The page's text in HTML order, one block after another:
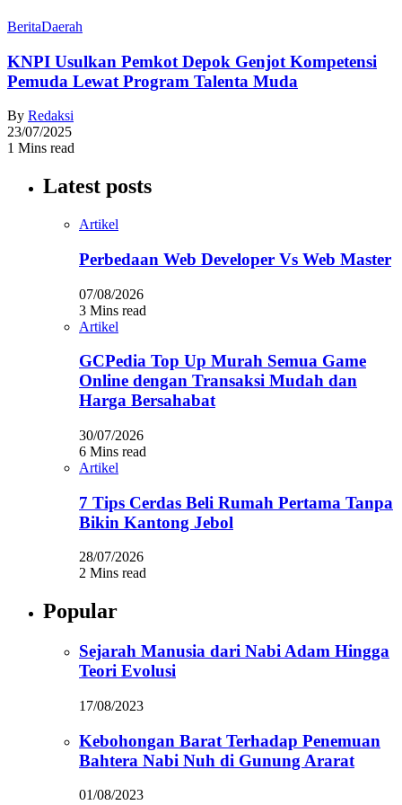
BeritaDaerah
KNPI Usulkan Pemkot Depok Genjot Kompetensi
Pemuda Lewat Program Talenta Muda
By Redaksi
23/07/2025
1 Mins read
Latest posts
Artikel
Perbedaan Web Developer Vs Web Master
07/08/2026
3 Mins read
Artikel
GCPedia Top Up Murah Semua Game
Online dengan Transaksi Mudah dan
Harga Bersahabat
30/07/2026
6 Mins read
Artikel
7 Tips Cerdas Beli Rumah Pertama Tanpa
Bikin Kantong Jebol
28/07/2026
2 Mins read
Popular
Sejarah Manusia dari Nabi Adam Hingga
Teori Evolusi
17/08/2023
Kebohongan Barat Terhadap Penemuan
Bahtera Nabi Nuh di Gunung Ararat
01/08/2023